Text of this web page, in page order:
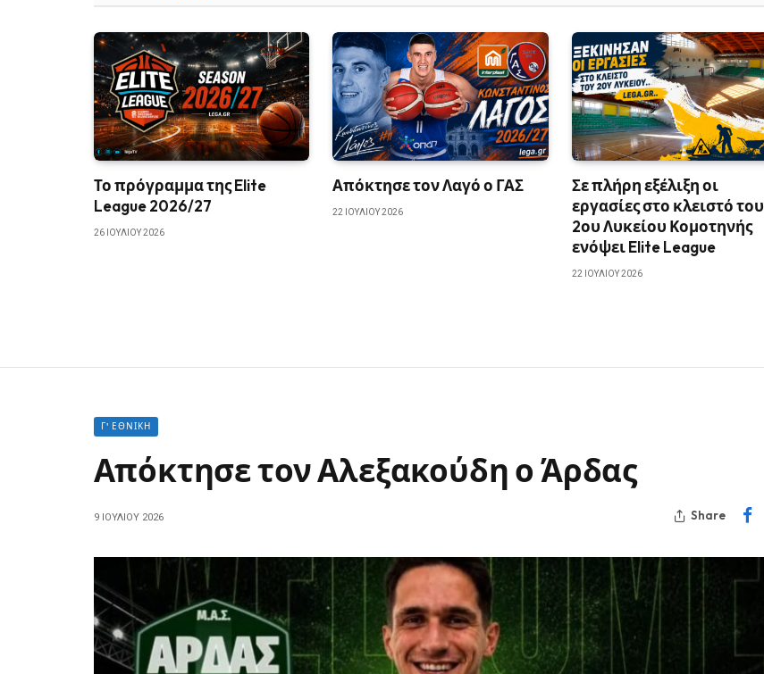
Το πρόγραμμα της Elite
League 2026/27
26 ΙΟΥΛΊΟΥ 2026
Απόκτησε τον Λαγό ο ΓΑΣ
22 ΙΟΥΛΊΟΥ 2026
Σε πλήρη εξέλιξη οι
εργασίες στο κλειστό του
2ου Λυκείου Κομοτηνής
ενόψει Elite League
22 ΙΟΥΛΊΟΥ 2026
Γ' ΕΘΝΙΚΉ
Απόκτησε τον Αλεξακούδη ο Άρδας
9 ΙΟΥΛΊΟΥ 2026 Share